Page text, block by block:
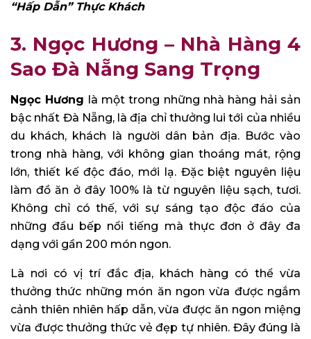
“Hấp Dẫn” Thực Khách
3. Ngọc Hương – Nhà Hàng 4
Sao Đà Nẵng Sang Trọng
Ngọc Hương là một trong những nhà hàng hải sản
bậc nhất Đà Nẵng, là địa chỉ thưởng lui tới của nhiều
du khách, khách là người dân bản địa. Bước vào
trong nhà hàng, với không gian thoáng mát, rộng
lớn, thiết kế độc đáo, mới lạ. Đặc biệt nguyên liệu
làm đồ ăn ở đây 100% là từ nguyên liệu sạch, tươi.
Không chỉ có thế, với sự sáng tạo độc đáo của
những đầu bếp nổi tiếng mà thực đơn ở đây đa
dạng với gần 200 món ngon.
Là nơi có vị trí đắc địa, khách hàng có thể vừa
thưởng thức những món ăn ngon vừa được ngắm
cảnh thiên nhiên hấp dẫn, vừa được ăn ngon miệng
vừa được thưởng thức vẻ đẹp tự nhiên. Đây đúng là